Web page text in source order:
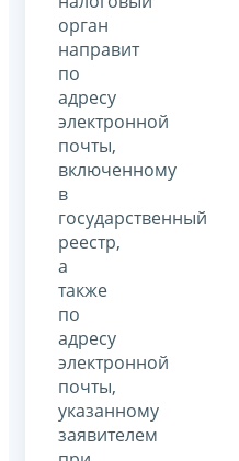
орган
направит
по
адресу
электронной
почты,
включенному
в
государственный
реестр,
а
также
по
адресу
электронной
почты,
указанному
заявителем